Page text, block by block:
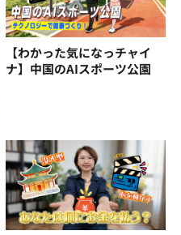
【わかった気になっチャイ
ナ】中国のAIスポーツ公園